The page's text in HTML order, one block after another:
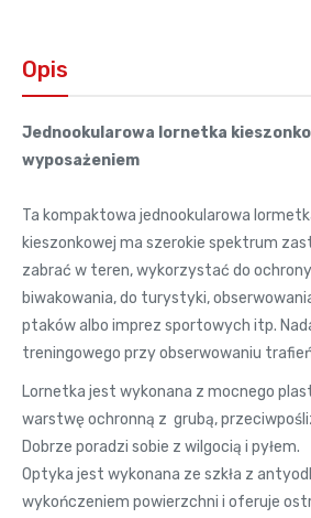
Opis
Jednookularowa lornetka
wyposażeniem
Ta kompaktowa jednookularowa
kieszonkowej ma szerokie spektrum
zabrać w teren, wykorzystać do
biwakowania, do turystyki,
ptaków albo imprez sportowych itp.
treningowego przy obserwowaniu
Lornetka jest wykonana z mocnego
warstwę ochronną z grubą,
Dobrze poradzi sobie z wilgocią i pyłem.
Optyka jest wykonana ze szkła z
wykończeniem powierzchni i oferuje